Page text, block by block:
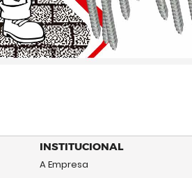
INSTITUCIONAL
A Empresa